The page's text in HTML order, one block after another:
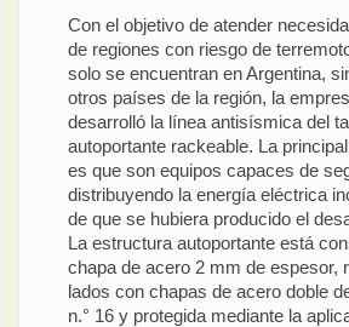
Con el objetivo de atender
de regiones con riesgo de
solo se encuentran en Argentina,
otros países de la región, la
desarrolló la línea antisísmica del
autoportante rackeable. La
es que son equipos capaces de
distribuyendo la energía eléctrica
de que se hubiera producido el
La estructura autoportante está
chapa de acero 2 mm de espesor,
lados con chapas de acero doble
n.° 16 y protegida mediante la